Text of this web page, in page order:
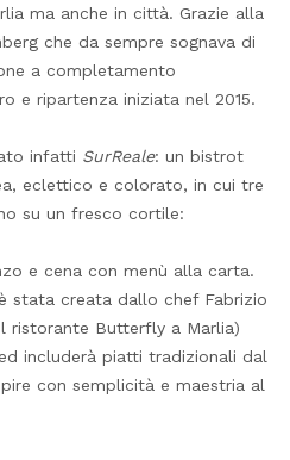
ma anche in città. Grazie alla
che da sempre sognava di
a completamento
e ripartenza iniziata nel 2015.
infatti SurReale: un bistrot
eclettico e colorato, in cui tre
su un fresco cortile:
e cena con menù alla carta.
stata creata dallo chef Fabrizio
ristorante Butterfly a Marlia)
includerà piatti tradizionali dal
con semplicità e maestria al